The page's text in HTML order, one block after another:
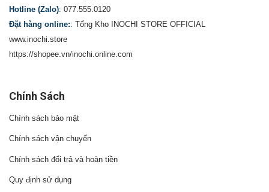
Hotline (Zalo): 077.555.0120
Đặt hàng online:: Tổng Kho INOCHI STORE OFFICIAL
www.inochi.store
https://shopee.vn/inochi.online.com
Chính Sách
Chính sách bảo mật
Chính sách vận chuyển
Chính sách đổi trả và hoàn tiền
Quy định sử dụng